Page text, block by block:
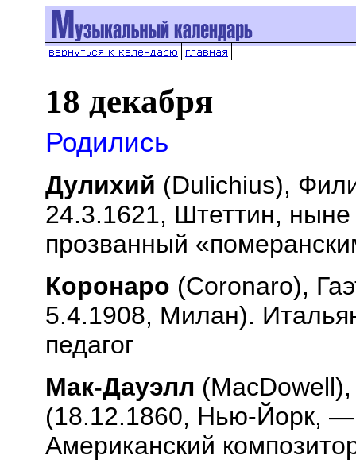
18 декабря
Родились
Дулихий (Dulichius),
24.3.1621, Штеттин,
прозванный
Коронаро (Coronaro),
5.4.1908, Милан).
педагог
Мак-Дауэлл (MacDowell
(18.12.1860, Нью-Йорк,
Американский